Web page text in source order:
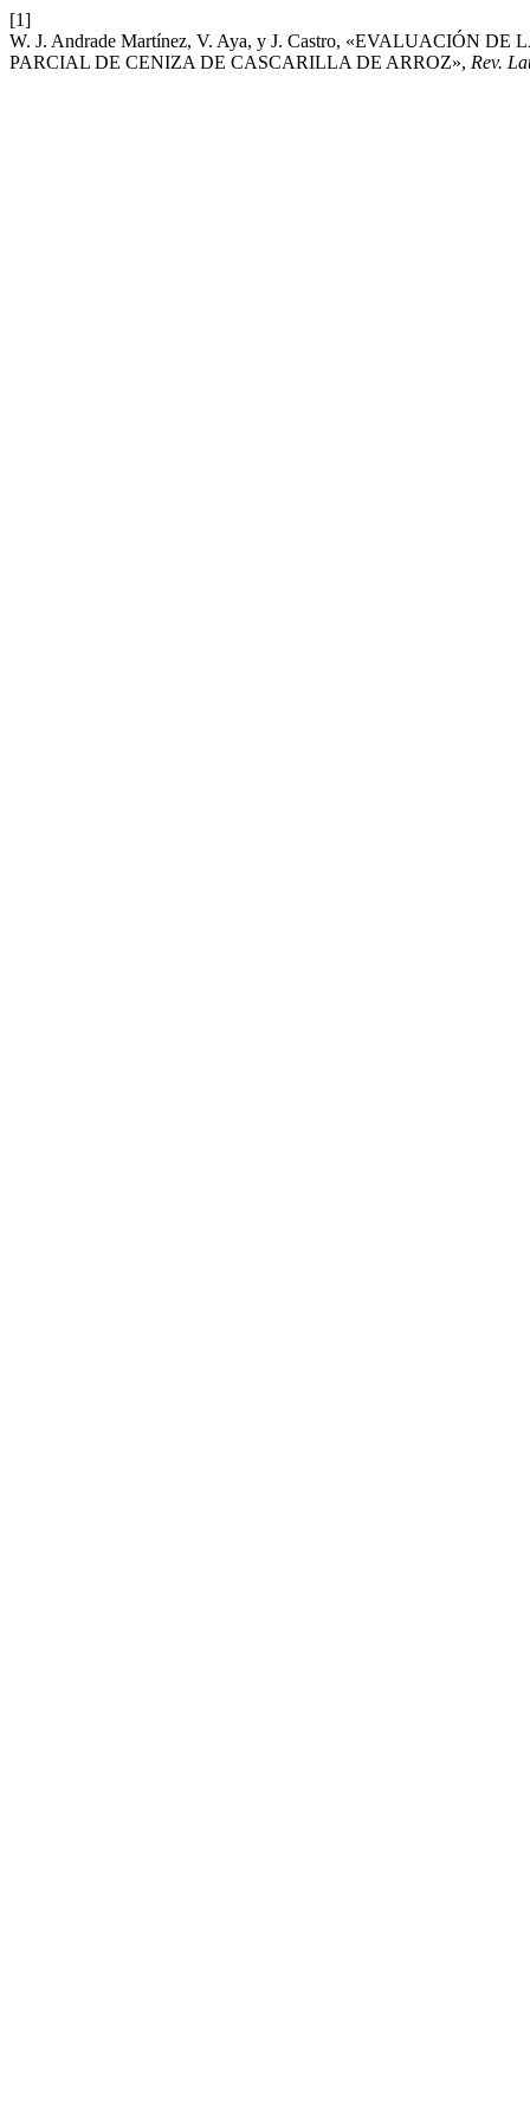
[1]
W. J. Andrade Martínez, V. Aya, y J. Castro, «EVALUACIÓN
PARCIAL DE CENIZA DE CASCARILLA DE ARROZ», Rev.